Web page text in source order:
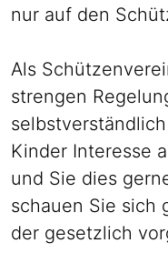
nur auf den
Als
strengen
Kinder Interesse
und Sie dies
schauen Sie sich
der gesetzlich